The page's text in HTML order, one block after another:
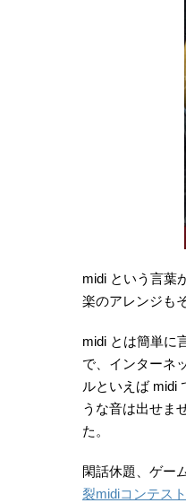
midi という言葉
楽のアレンジも
midi とは簡単に
で、インターネ
ルといえば midi
うな音は出せま
た。
閑話休題、ゲー
裂midiコンテスト